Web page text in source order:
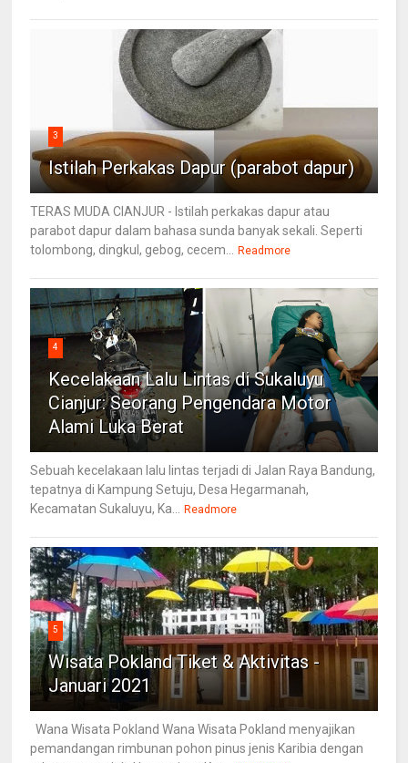
3
Istilah Perkakas Dapur (parabot dapur)
TERAS MUDA CIANJUR - Istilah perkakas dapur atau
parabot dapur dalam bahasa sunda banyak sekali. Seperti
tolombong, dingkul, gebog, cecem... Readmore
4
Kecelakaan Lalu Lintas di Sukaluyu
Cianjur: Seorang Pengendara Motor
Alami Luka Berat
Sebuah kecelakaan lalu lintas terjadi di Jalan Raya Bandung,
tepatnya di Kampung Setuju, Desa Hegarmanah,
Kecamatan Sukaluyu, Ka... Readmore
5
Wisata Pokland Tiket & Aktivitas -
Januari 2021
Wana Wisata Pokland Wana Wisata Pokland menyajikan
pemandangan rimbunan pohon pinus jenis Karibia dengan